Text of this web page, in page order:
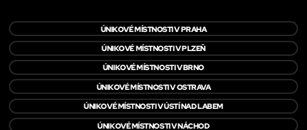
ÚNIKOVÉ MÍSTNOSTI V PRAHA
ÚNIKOVÉ MÍSTNOSTI V PLZEŇ
ÚNIKOVÉ MÍSTNOSTI V BRNO
ÚNIKOVÉ MÍSTNOSTI V OSTRAVA
ÚNIKOVÉ MÍSTNOSTI V ÚSTÍ NAD LABEM
ÚNIKOVÉ MÍSTNOSTI V NÁCHOD